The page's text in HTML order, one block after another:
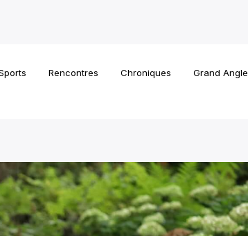
Rencontres Chroniques Grand Angle